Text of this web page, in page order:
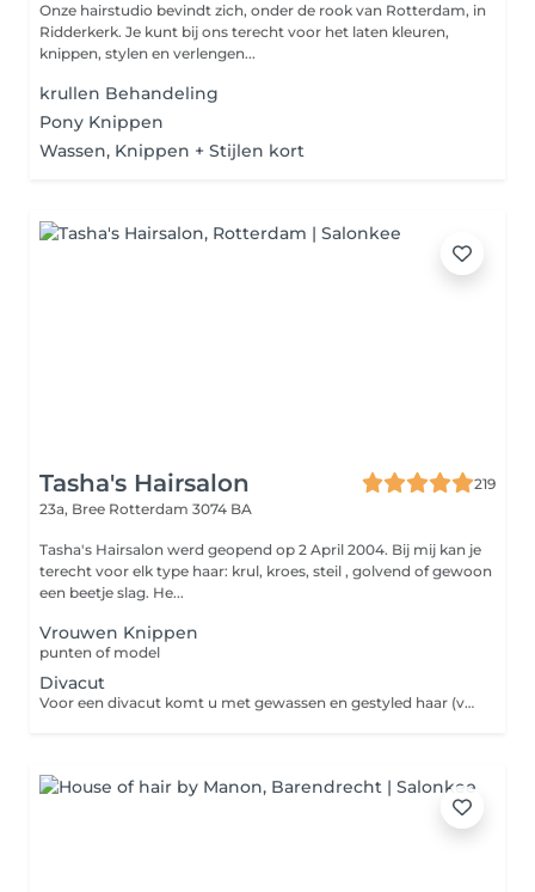
Onze hairstudio bevindt zich, onder de rook van Rotterdam, in
Ridderkerk. Je kunt bij ons terecht voor het laten kleuren,
knippen, stylen en verlengen...
krullen Behandeling
Pony Knippen
Wassen, Knippen + Stijlen kort
Tasha's Hairsalon
219
23a, Bree Rotterdam 3074 BA
Tasha's Hairsalon werd geopend op 2 April 2004. Bij mij kan je
terecht voor elk type haar: krul, kroes, steil , golvend of gewoon
een beetje slag. He...
Vrouwen Knippen
punten of model
Divacut
Voor een divacut komt u met gewassen en gestyled haar (voor krulllend- of kroeshaar). Dan wordt het haar in model geknipt op basis van hoe het krult.